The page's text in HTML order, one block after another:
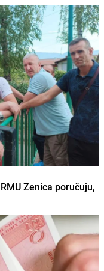
Zenica poručuju,